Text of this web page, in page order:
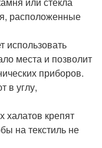
расположенные
места и позволит
приборов.
в углу,
халатов крепят
на текстиль не